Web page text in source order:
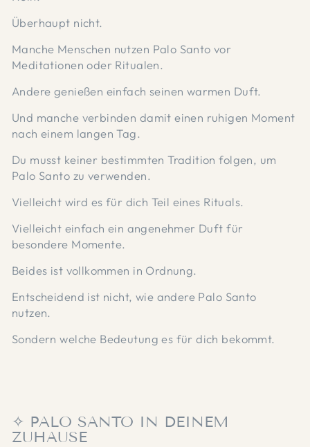
Überhaupt nicht.
Manche Menschen nutzen Palo Santo vor
Meditationen oder Ritualen.
Andere genießen einfach seinen warmen Duft.
Und manche verbinden damit einen ruhigen Moment
nach einem langen Tag.
Du musst keiner bestimmten Tradition folgen, um
Palo Santo zu verwenden.
Vielleicht wird es für dich Teil eines Rituals.
Vielleicht einfach ein angenehmer Duft für
besondere Momente.
Beides ist vollkommen in Ordnung.
Entscheidend ist nicht, wie andere Palo Santo
nutzen.
Sondern welche Bedeutung es für dich bekommt.
✧ PALO SANTO IN DEINEM
ZUHAUSE